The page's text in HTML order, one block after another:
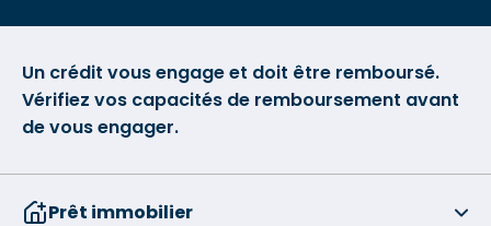
Un crédit vous engage et doit être remboursé.
Vérifiez vos capacités de remboursement avant
de vous engager.
Prêt immobilier